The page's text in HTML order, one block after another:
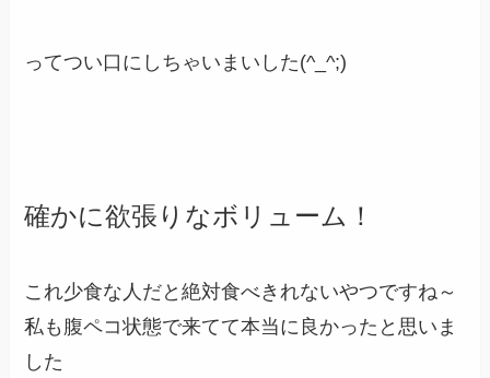
ってつい口にしちゃいまいした(^_^;)
確かに欲張りなボリューム！
これ少食な人だと絶対食べきれないやつですね～
私も腹ペコ状態で来てて本当に良かったと思いま
した